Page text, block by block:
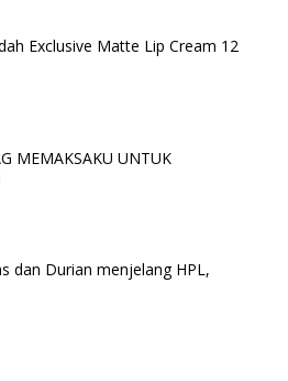
Exclusive Matte Lip Cream 12
MEMAKSAKU UNTUK
dan Durian menjelang HPL,